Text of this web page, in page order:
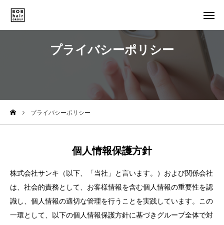
プライバシーポリシー
プライバシーポリシー
個人情報保護方針
株式会社サンキ（以下、「当社」と言います。）および関係会社
は、社会的責務として、お客様情報を含む個人情報の重要性を認
識し、個人情報の適切な管理を行うことを実践しています。この
一環として、以下の個人情報保護方針に基づきグループ全体で対
SALON LIST
COMPANY
BOB hair GROUPの想い
スタッフ紹介
SPECIAL